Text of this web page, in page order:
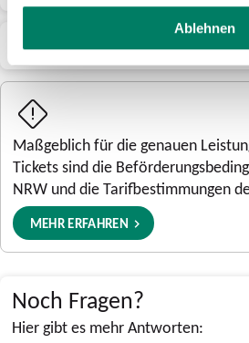
Ablehnen
Übertragbarkeit
Maßgeblich für die genauen
Tickets sind die
NRW und die Tarifbestimmungen
MEHR ERFAHREN
Noch Fragen?
Hier gibt es mehr Antworten: